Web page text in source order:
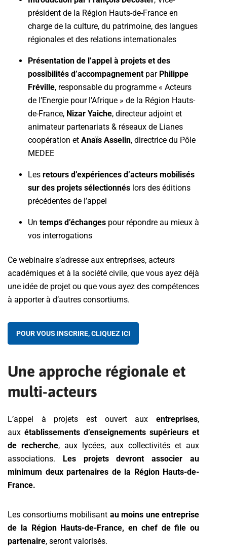
président de la Région Hauts-de-France en
charge de la culture, du patrimoine, des langues
régionales et des relations internationales
Présentation de l’appel à projets et des
possibilités d’accompagnement par Philippe
Fréville, responsable du programme « Acteurs
de l’Energie pour l’Afrique » de la Région Hauts-
de-France, Nizar Yaiche, directeur adjoint et
animateur partenariats & réseaux de Lianes
coopération et Anaïs Asselin, directrice du Pôle
MEDEE
Les retours d’expériences d’acteurs mobilisés
sur des projets sélectionnés lors des éditions
précédentes de l’appel
Un temps d’échanges pour répondre au mieux à
vos interrogations
Ce webinaire s’adresse aux entreprises, acteurs
académiques et à la société civile, que vous ayez déjà
une idée de projet ou que vous ayez des compétences
à apporter à d’autres consortiums.
POUR VOUS INSCRIRE, CLIQUEZ ICI
Une approche régionale et
multi-acteurs
L’appel à projets est ouvert aux entreprises,
aux établissements d’enseignements supérieurs et
de recherche, aux lycées, aux collectivités et aux
associations.
Les projets devront associer au
minimum deux partenaires de la Région Hauts-de-
France.
Les consortiums mobilisant au moins une entreprise
de la Région Hauts-de-France, en chef de file ou
partenaire, seront valorisés.